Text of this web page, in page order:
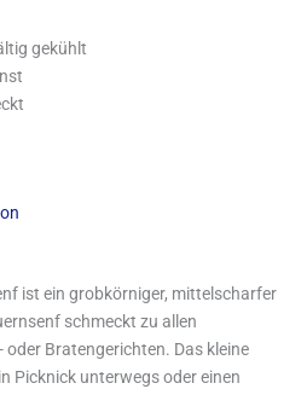
gekühlt
ist ein grobkörniger, mittelscharfer
schmeckt zu allen
Bratengerichten. Das kleine
Picknick unterwegs oder einen